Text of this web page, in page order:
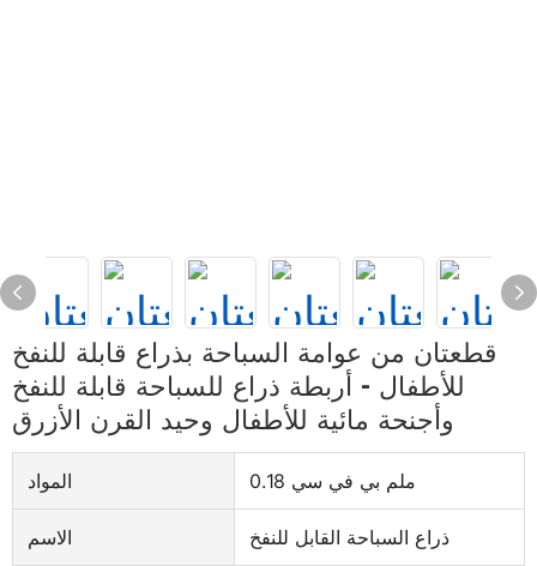
قطعتان من عوامة السباحة بذراع قابلة للنفخ
للأطفال - أربطة ذراع للسباحة قابلة للنفخ
وأجنحة مائية للأطفال وحيد القرن الأزرق
المواد 0.18 ملم بي في سي
الاسم ذراع السباحة القابل للنفخ